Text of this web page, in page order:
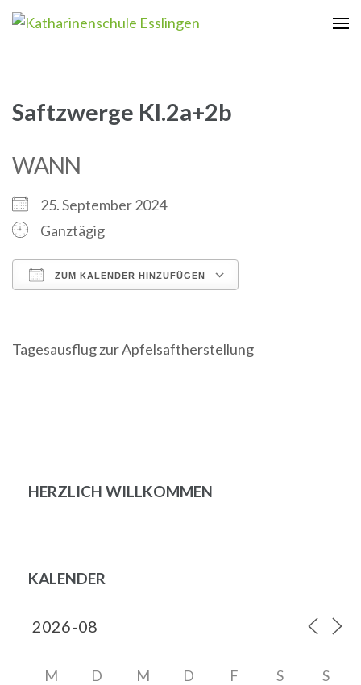
Zum
Inhalt
Saftzwerge Kl.2a+2b
WANN
25. September 2024
Ganztägig
ZUM KALENDER HINZUFÜGEN
Tagesausflug zur Apfelsaftherstellung
HERZLICH WILLKOMMEN
KALENDER
M D M D F S S